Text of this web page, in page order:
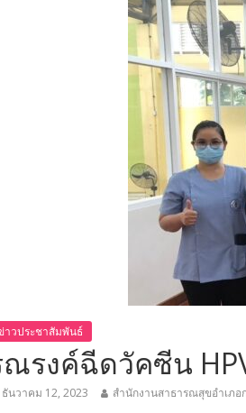
าวประชาสัมพันธ์
รงค์ฉีดวัคซีน
ธันวาคม 12, 2023 สำนักงานสาธารณสุขอำเภอ